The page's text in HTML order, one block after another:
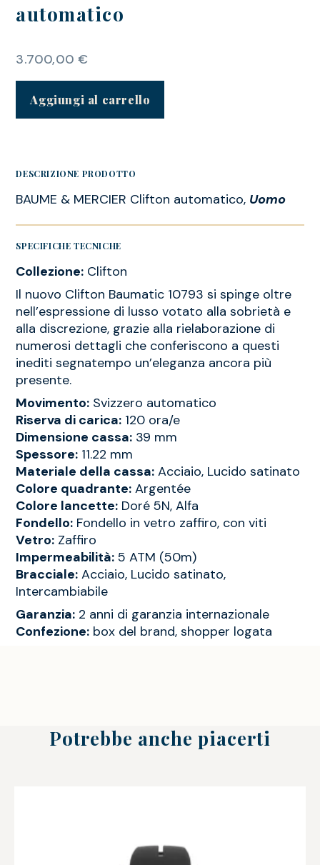
automatico
3.700,00€
Aggiungi al carrello
DESCRIZIONE PRODOTTO
BAUME & MERCIER Clifton automatico, Uomo
SPECIFICHE TECNICHE
Collezione: Clifton
Il nuovo Clifton Baumatic 10793 si spinge oltre
nell’espressione di lusso votato alla sobrietà e
alla discrezione, grazie alla rielaborazione di
numerosi dettagli che conferiscono a questi
inediti segnatempo un’eleganza ancora più
presente.
Movimento: Svizzero automatico
Riserva di carica: 120 ora/e
Dimensione cassa: 39 mm
Spessore: 11.22 mm
Materiale della cassa: Acciaio, Lucido satinato
Colore quadrante: Argentée
Colore lancette: Doré 5N, Alfa
Fondello: Fondello in vetro zaffiro, con viti
Vetro: Zaffiro
Impermeabilità: 5 ATM (50m)
Bracciale: Acciaio, Lucido satinato,
Intercambiabile
Garanzia: 2 anni di garanzia internazionale
Confezione: box del brand, shopper logata
Potrebbe anche piacerti